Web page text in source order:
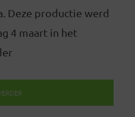
Deze productie werd
4 maart in het